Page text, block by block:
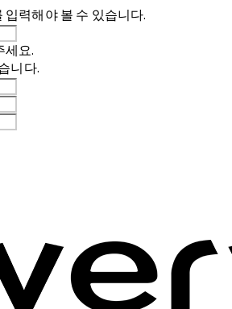
력해야 볼 수 있습니다.
세요.
니다.